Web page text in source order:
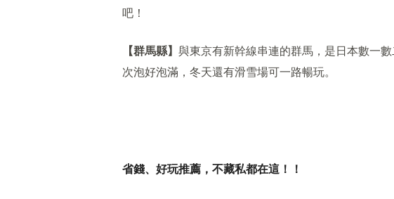
吧！
【群馬縣】 與東京有新幹線串連的群馬，是日本數一
次泡好泡滿，冬天還有滑雪場可一路暢玩。
省錢、好玩推薦，不藏私都在這！！